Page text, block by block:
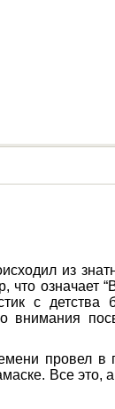
из
означает
с детства
внимания
провел в
Все это,